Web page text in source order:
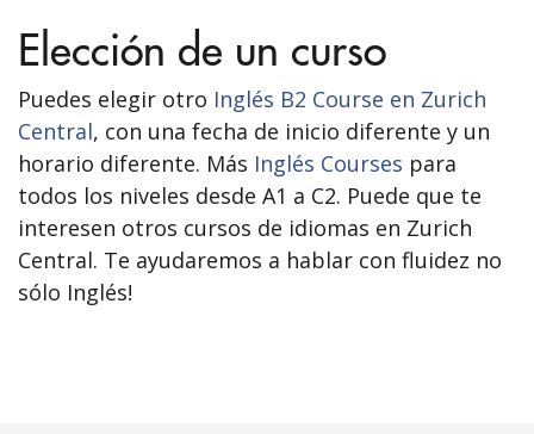
Elección de un curso
Puedes elegir otro Inglés B2 Course en Zurich
Central, con una fecha de inicio diferente y un
horario diferente. Más Inglés Courses para
todos los niveles desde A1 a C2. Puede que te
interesen otros cursos de idiomas en Zurich
Central. Te ayudaremos a hablar con fluidez no
sólo Inglés!